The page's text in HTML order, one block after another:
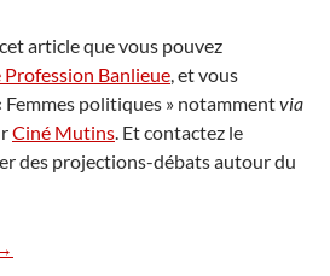
article que vous pouvez
Profession Banlieue , et vous
Femmes politiques » notammentvia
Ciné Mutins . Et contactez le
des projections-débats autour du
« Femmes politiques » : à propos